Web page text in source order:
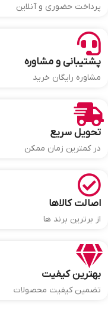
پرداخت حضوری و آنلاین
پشتیبانی و مشاوره
مشاوره رایگان خرید
تحویل سریع
در کمترین زمان ممکن
اصالت کالاها
از برترین برند ها
بهترین کیفیت
تضمین کیفیت محصولات